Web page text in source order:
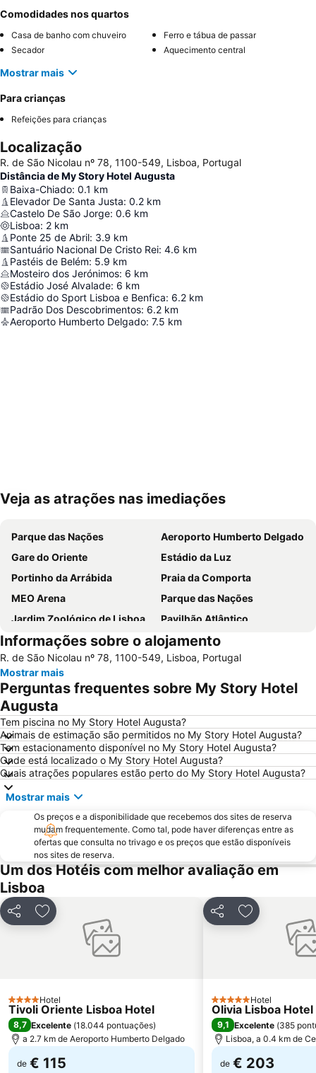
Comodidades nos quartos
Casa de banho com chuveiro
Ferro e tábua de passar
Secador
Aquecimento central
Mostrar mais
Para crianças
Refeições para crianças
Localização
R. de São Nicolau nº 78, 1100-549, Lisboa, Portugal
Distância de My Story Hotel Augusta
Baixa-Chiado: 0.1 km
Elevador De Santa Justa: 0.2 km
Castelo De São Jorge: 0.6 km
Lisboa: 2 km
Ponte 25 de Abril: 3.9 km
Santuário Nacional De Cristo Rei: 4.6 km
Pastéis de Belém: 5.9 km
Mosteiro dos Jerónimos: 6 km
Estádio José Alvalade: 6 km
Estádio do Sport Lisboa e Benfica: 6.2 km
Padrão Dos Descobrimentos: 6.2 km
Aeroporto Humberto Delgado: 7.5 km
Ampliar mapa
Veja as atrações nas imediações
Parque das Nações
Aeroporto Humberto Delgado
Gare do Oriente
Estádio da Luz
Portinho da Arrábida
Praia da Comporta
MEO Arena
Parque das Nações
Jardim Zoológico de Lisboa
Pavilhão Atlântico
Passeio Marítimo de Algés
Benfica
Baixa de Lisboa
Parque Eduardo VII
Praça de Touros de Campo Pequeno
Praia das Azenhas do Mar
Estação de Caminhos de Ferro de Sete Rios
Avenida da Liberdade
da Figueirinha
Marquês de Pombal
Estádio do Restelo
Praia das Maçãs
Fonte da Telha
Praia Tróia Mar
Praia da Ericeira
Parque Natural da Arrabida
Lagoa de Albufeira
do Ouro Sesimbra
Tróia Beach
Alcântara
Oceanário de Lisboa
Praia da Caparica
Chiado
Alvalade
Praça do Rossio
Gare do Oriente
Centro Comercial Vasco da Gama
Centro Colombo
Praia da Ribeira do Cavalo
Galapinhos Beach
Praça do Comércio
Informações sobre o alojamento
R. de São Nicolau nº 78, 1100-549, Lisboa, Portugal
Mostrar mais
Perguntas frequentes sobre My Story Hotel
Augusta
Tem piscina no My Story Hotel Augusta?
Animais de estimação são permitidos no My Story Hotel Augusta?
Tem estacionamento disponível no My Story Hotel Augusta?
Onde está localizado o My Story Hotel Augusta?
Quais atrações populares estão perto do My Story Hotel Augusta?
Mostrar mais
Os preços e a disponibilidade que recebemos dos sites de reserva
mudam frequentemente. Como tal, pode haver diferenças entre as
ofertas que consulta no trivago e os preços que estão disponíveis
nos sites de reserva.
Um dos Hotéis com melhor avaliação em
Lisboa
PartilharAdicionar aos favoritos
4 Estrelas
Hotel
Tivoli Oriente Lisboa Hotel
8,7 Excelente (18.044 pontuações)
a 2.7 km de Aeroporto Humberto Delgado
de € 115
PartilharAdicionar
5 EstrelasHotel
Olivia Lisboa
9,1 Excelente (385
Lisboa, a 0.4 km de
de € 203